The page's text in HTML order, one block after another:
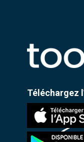
Téléchargez